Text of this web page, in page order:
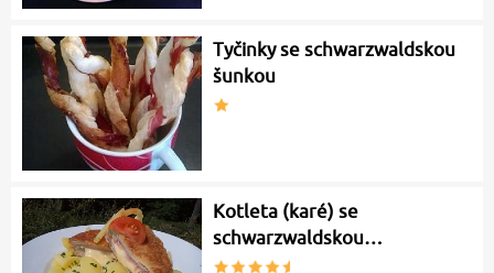
Tyčinky se schwarzwaldskou
šunkou
Kotleta (karé) se
schwarzwaldskou…